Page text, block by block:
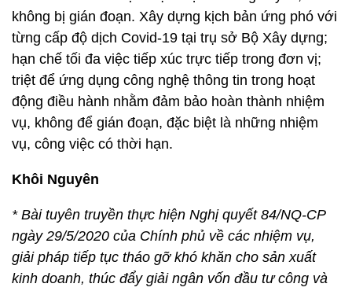
không bị gián đoạn. Xây dựng kịch bản ứng phó với
từng cấp độ dịch Covid-19 tại trụ sở Bộ Xây dựng;
hạn chế tối đa việc tiếp xúc trực tiếp trong đơn vị;
triệt để ứng dụng công nghệ thông tin trong hoạt
động điều hành nhằm đảm bảo hoàn thành nhiệm
vụ, không để gián đoạn, đặc biệt là những nhiệm
vụ, công việc có thời hạn.
Khôi Nguyên
* Bài tuyên truyền thực hiện Nghị quyết 84/NQ-CP
ngày 29/5/2020 của Chính phủ về các nhiệm vụ,
giải pháp tiếp tục tháo gỡ khó khăn cho sản xuất
kinh doanh, thúc đẩy giải ngân vốn đầu tư công và